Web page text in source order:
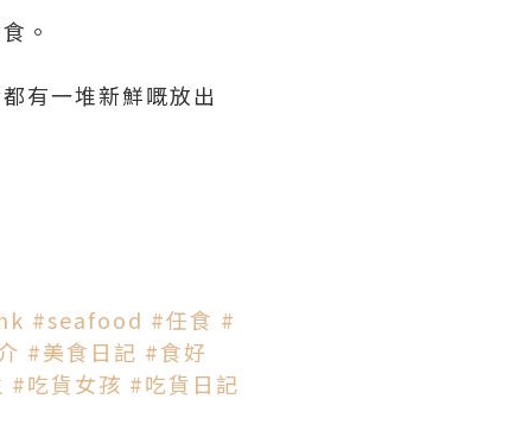
。
有一堆新鮮嘅放出
#seafood #任食 #
#美食日記 #食好
#吃貨女孩 #吃貨日記